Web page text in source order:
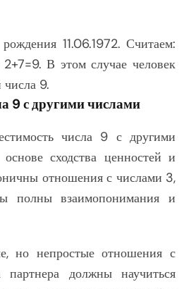
11.06.1972. Считаем:
В этом случае человек
9.
9 с другими числами
числа 9 с другими
сходства ценностей и
отношения с числами 3,
взаимопонимания и
но непростые отношения с
должны научиться